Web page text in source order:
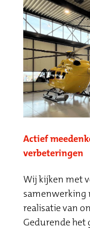
Actief
verbeteringen
Wij kijken met
samenwerking
realisatie van
Gedurende het